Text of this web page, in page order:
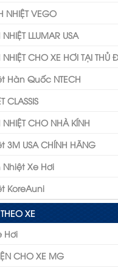
NHIỆT VEGO
LLUMAR USA
CHO XE HƠI TẠI THỦ
Hàn Quốc NTECH
CLASSIS
CHO NHÀ KÍNH
3M USA CHÍNH HÃNG
Xe Hơi
KoreAuni
XE
Hơi
CHO XE MG